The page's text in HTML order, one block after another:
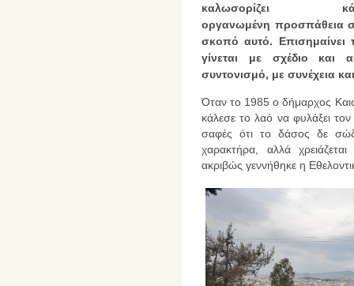
καλωσορίζει
οργανωμένη προσπάθεια
σκοπό αυτό. Επισημαίνει
γίνεται με σχέδιο και
συντονισμό, με συνέχεια
Όταν το 1985 ο δήμαρχος
κάλεσε το λαό να φυλάξει
σαφές ότι το δάσος δε
χαρακτήρα, αλλά
ακριβώς γεννήθηκε η